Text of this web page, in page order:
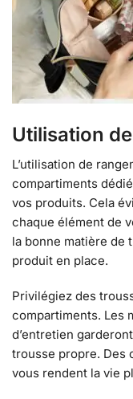
Utilisation
L’utilisation de
compartiments
vos produits. Cela
chaque élément de
la bonne matière de
produit en place.
Privilégiez des
compartiments. Les
d’entretien
trousse propre. Des
vous rendent la vie